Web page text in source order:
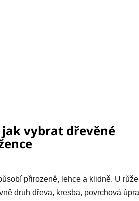
vybrat dřevěné
přirozeně, lehce a klidně. U
druh dřeva, kresba, povrchová